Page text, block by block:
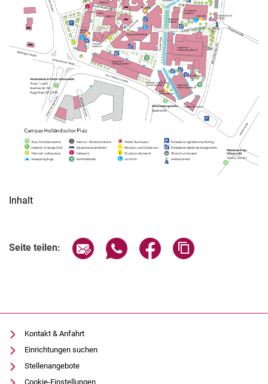
Inhalt
Seite teilen: Seite über E-Mail teilen
Seite über WhatsApp teilen
Seite über Facebook
Kontakt & Anfahrt
Einrichtungen suchen
Stellenangebote
Cookie-Einstellungen